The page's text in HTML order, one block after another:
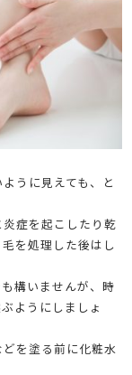
うに見えても、と
症を起こしたり乾
を処理した後はし
構いませんが、時
ようにしましょ
を塗る前に化粧水